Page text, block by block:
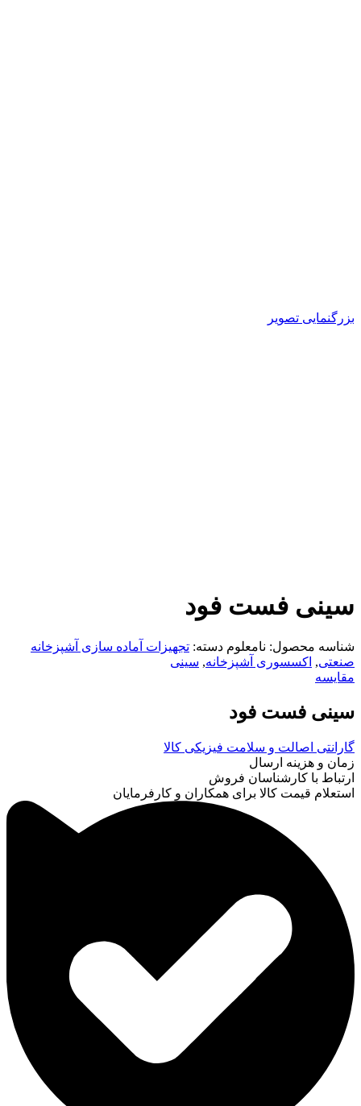
بزرگنمایی تصویر
سینی فست فود
شناسه محصول: نامعلوم دسته: تجهیزات آماده سازی آشپزخانه
صنعتی, اکسسوری آشپزخانه, سینی
مقایسه
سینی فست فود
گارانتی اصالت و سلامت فیزیکی کالا
زمان و هزینه ارسال
ارتباط با کارشناسان فروش
استعلام قیمت کالا برای همکاران و کارفرمایان